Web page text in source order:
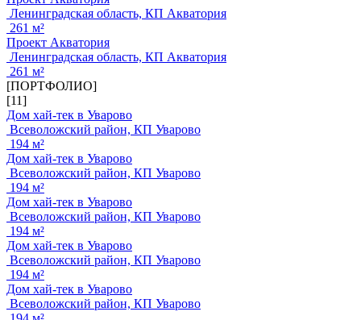
Ленинградская область, КП Акватория
261 м²
Проект Акватория
Ленинградская область, КП Акватория
261 м²
[ПОРТФОЛИО]
[11]
Дом хай-тек в Уварово
Всеволожский район, КП Уварово
194 м²
Дом хай-тек в Уварово
Всеволожский район, КП Уварово
194 м²
Дом хай-тек в Уварово
Всеволожский район, КП Уварово
194 м²
Дом хай-тек в Уварово
Всеволожский район, КП Уварово
194 м²
Дом хай-тек в Уварово
Всеволожский район, КП Уварово